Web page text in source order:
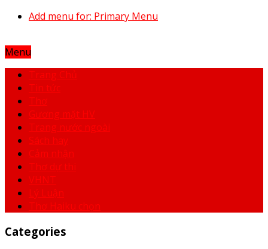
Add menu for: Primary Menu
Menu
Trang Chủ
Tin tức
Thơ
Gương mặt HV
Trang nước ngoài
Sách hay
Cảm nhận
Thơ dự thi
VHNT
Lý Luận
Thơ Haiku chọn
Categories